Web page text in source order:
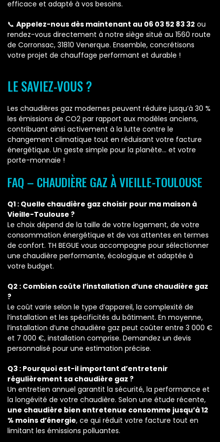
efficace et adapté à vos besoins.
📞 Appelez-nous dès maintenant au 06 03 52 83 32 ou
rendez-vous directement à notre siège situé au 1560 route
de Corronsac, 31810 Venerque. Ensemble, concrétisons
votre projet de chauffage performant et durable !
LE SAVIEZ-VOUS ?
Les chaudières gaz modernes peuvent réduire jusqu’à 30 %
les émissions de CO2 par rapport aux modèles anciens,
contribuant ainsi activement à la lutte contre le
changement climatique tout en réduisant votre facture
énergétique. Un geste simple pour la planète… et votre
porte-monnaie !
FAQ – CHAUDIÈRE GAZ À VIEILLE-TOULOUSE
Q1 : Quelle chaudière gaz choisir pour ma maison à
Vieille-Toulouse ?
Le choix dépend de la taille de votre logement, de votre
consommation énergétique et de vos attentes en termes
de confort. TH BEGUE vous accompagne pour sélectionner
une chaudière performante, écologique et adaptée à
votre budget.
Q2 : Combien coûte l’installation d’une chaudière gaz
?
Le coût varie selon le type d’appareil, la complexité de
l’installation et les spécificités du bâtiment. En moyenne,
l’installation d’une chaudière gaz peut coûter entre 3 000 €
et 7 000 €, installation comprise. Demandez un devis
personnalisé pour une estimation précise.
Q3 : Pourquoi est-il important d’entretenir
régulièrement sa chaudière gaz ?
Un entretien annuel garantit la sécurité, la performance et
la longévité de votre chaudière. Selon une étude récente,
une chaudière bien entretenue consomme jusqu’à 12
% moins d’énergie, ce qui réduit votre facture tout en
limitant les émissions polluantes.